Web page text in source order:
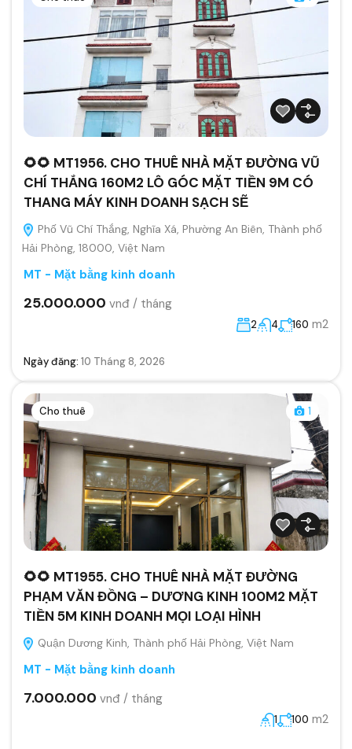
🌻🌻 MT1956. CHO THUÊ NHÀ MẶT ĐƯỜNG VŨ
CHÍ THẮNG 160M2 LÔ GÓC MẶT TIỀN 9M CÓ
THANG MÁY KINH DOANH SẠCH SẼ
Phố Vũ Chí Thắng, Nghĩa Xá, Phường An Biên, Thành phố
Hải Phòng, 18000, Việt Nam
MT - Mặt bằng kinh doanh
25.000.000 vnđ / tháng
2 4 160 m2
Ngày đăng: 10 Tháng 8, 2026
Cho thuê 1
🌻🌻 MT1955. CHO THUÊ NHÀ MẶT ĐƯỜNG
PHẠM VĂN ĐỒNG – DƯƠNG KINH 100M2 MẶT
TIỀN 5M KINH DOANH MỌI LOẠI HÌNH
Quận Dương Kinh, Thành phố Hải Phòng, Việt Nam
MT - Mặt bằng kinh doanh
7.000.000 vnđ / tháng
1 100 m2